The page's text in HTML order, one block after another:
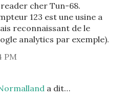
cher Tun-68.
123 est une usine a
reconnaissant de le
analytics par exemple).
PM
a dit…